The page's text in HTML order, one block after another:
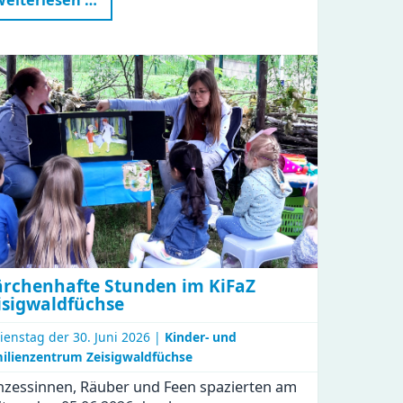
bei
Imkerin
Stunden im KiFaZ
der 30. Juni 2026 | Kinder- und
Zeisigwaldfüchse
Räuber und Feen spazierten am